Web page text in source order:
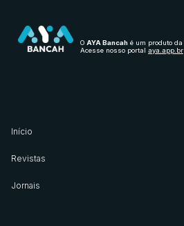
O AYA Bancah é um produto da
Acesse nosso portal aya.app.br
Início
Revistas
Jornais